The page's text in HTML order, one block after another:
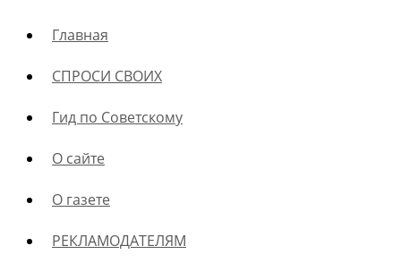
Главная
СПРОСИ СВОИХ
Гид по Советскому
О сайте
О газете
РЕКЛАМОДАТЕЛЯМ